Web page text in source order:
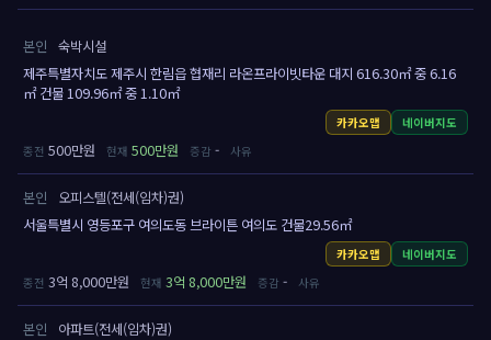
본인
숙박시설
제주특별자치도 제주시 한림읍 협재리 라온프라이빗타운 대지 616.30㎡ 중 6.16
㎡ 건물 109.96㎡ 중 1.10㎡
카카오맵 네이버지도
500만원 500만원 -
본인
오피스텔(전세(임차)권)
서울특별시 영등포구 여의도동 브라이튼 여의도 건물29.56㎡
카카오맵 네이버지도
3억 8,000만원 3억 8,000만원 -
본인
아파트(전세(임차)권)